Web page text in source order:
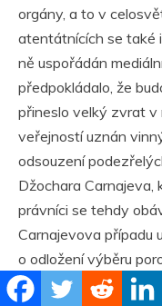
orgány, a to v
atentátnících se také
ně uspořádán
předpokládalo, že
přineslo velký zvrat v
veřejností uznán
odsouzení
Džochara Carnajeva,
právníci se tehdy
Carnajevova případu
o odložení výběru
v Bostonu v polovině